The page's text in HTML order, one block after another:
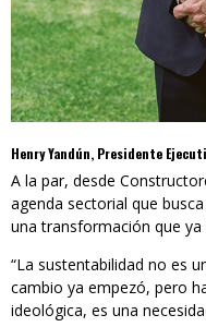
Henry Yandún, Presidente
A la par, desde
agenda sectorial que
una transformación que
“La sustentabilidad no es
cambio ya empezó, pero
ideológica, es una